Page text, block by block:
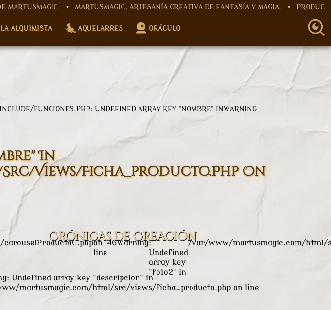
• MARTUSMAGIC, ARTESANÍA CREATIVA DE FANTASÍA Y MAGIA. • PRODUCTOS
LA ALQUIMISTA AQUELARRES ORÁCULO
controller/fichaProductoController.php
WARNING
: UNDEFINED ARRAY KEY "NOMBRE" IN
FUNCIONES.PHP
In
views/ficha_producto.phpOn
src/components/carouselProductoC.php
on
line
46Warning:
Undefined
array key
"foto2" in
/var/www/martusmagic.com/html/
Crónicas de Creación
: Undefined array key "descripcion" in
martusmagic.com/html/src/views/ficha_producto.php on line